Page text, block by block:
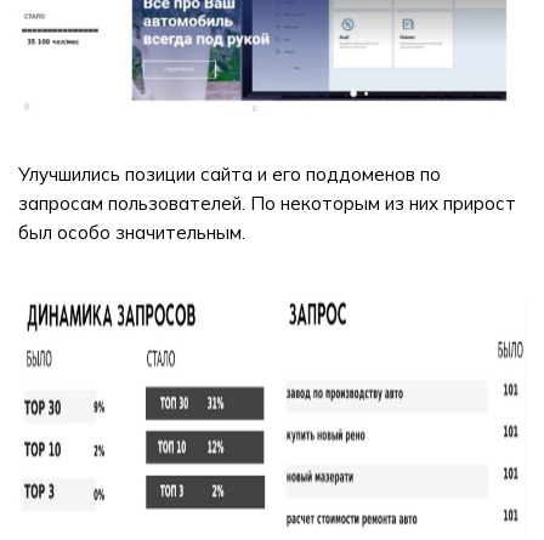
Улучшились позиции сайта и его поддоменов по
запросам пользователей. По некоторым из них прирост
был особо значительным.